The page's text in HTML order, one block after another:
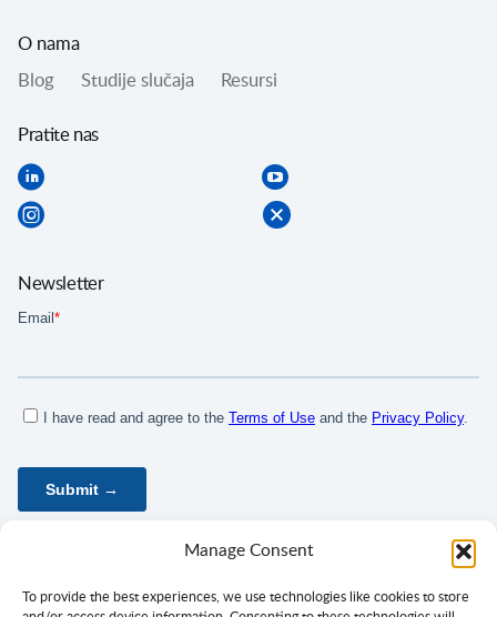
Manage Consent
To provide the best experiences, we use technologies like cookies to store
O nama
Blog Studije slučaja Resursi
Pratite nas
Newsletter